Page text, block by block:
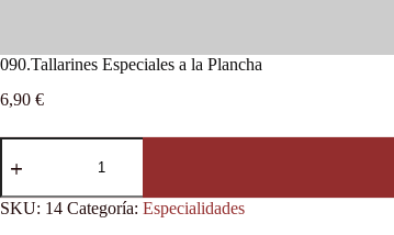
090.Tallarines Especiales a la Plancha
6,90 €
SKU: 14 Categoría: Especialidades